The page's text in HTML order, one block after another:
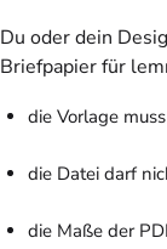
Du oder dein
Briefpapier für
die Vorlage
die Datei darf
die Maße der